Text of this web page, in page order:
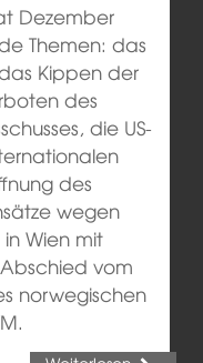
Dezember
Themen: das
Kippen der
des
die US-
des
wegen
Wien mit
vom
norwegischen